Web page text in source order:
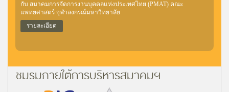
กับ สมาคมการจัดการงานบุคคลแห่งประเทศไทย (PMAT) คณะ
แพทยศาสตร์ จุฬาลงกรณ์มหาวิทยาลัย
รายละเอียด
ชมรมภายใต้การบริหารสมาคมฯ